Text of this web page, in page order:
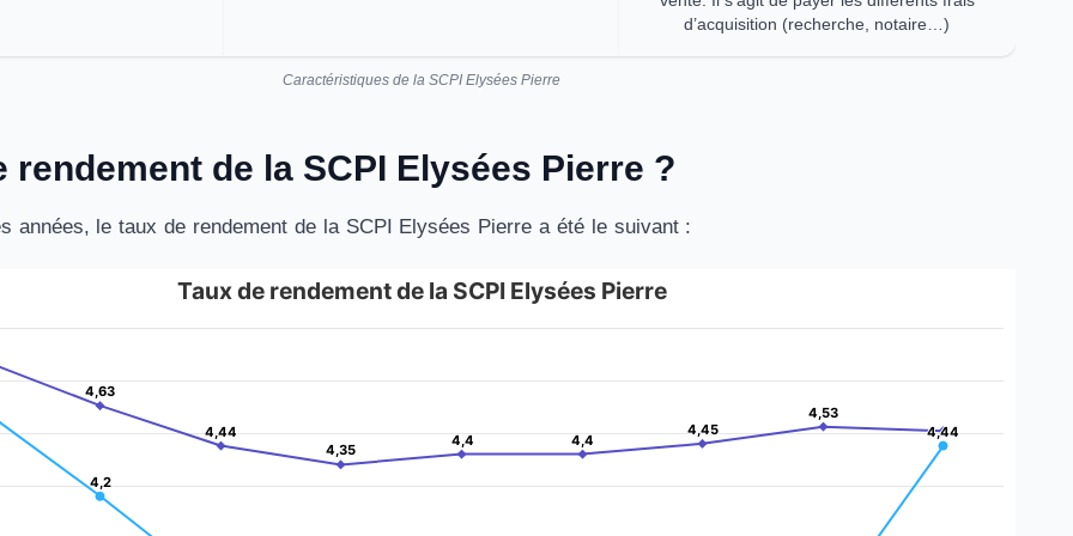
d’acquisition (recherche, notaire…)
Caractéristiques de la SCPI Elysées Pierre
rendement de la SCPI Elysées Pierre ?
années, le taux de rendement de la SCPI Elysées Pierre a été le suivant :
de la SCPI Elysées Pierre
displaying categories.
displaying Montant en euros. Data ranges from 3.64 to 4.85.
Taux de rendement de la SCPI Elysées Pierre
4,2
4,2
4,44
4,44
4,63
4,63
4,44
4,44
4,35
4,35
4,4
4,4 4,4
4,4
4,45
4,45
4,53
4,53